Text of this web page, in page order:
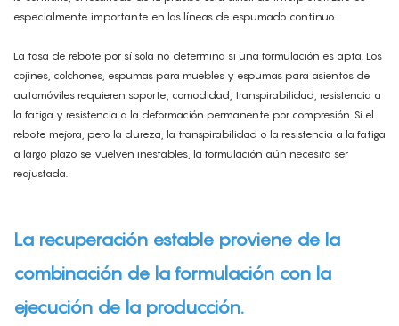
especialmente importante en las líneas de espumado continuo.
La tasa de rebote por sí sola no determina si una formulación es apta. Los
cojines, colchones, espumas para muebles y espumas para asientos de
automóviles requieren soporte, comodidad, transpirabilidad, resistencia a
la fatiga y resistencia a la deformación permanente por compresión. Si el
rebote mejora, pero la dureza, la transpirabilidad o la resistencia a la fatiga
a largo plazo se vuelven inestables, la formulación aún necesita ser
reajustada.
La recuperación estable proviene de la
combinación de la formulación con la
ejecución de la producción.